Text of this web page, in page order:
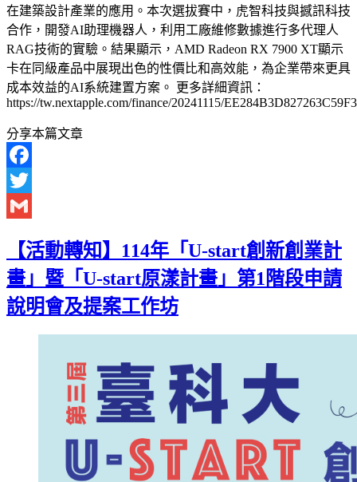
在建築設計產業的應用。本次選拔賽中，虎智科技與撼訊科技
合作，開發AI助理機器人，利用工廠維修數據進行多代理人
RAG技術的實驗。結果顯示，AMD Radeon RX 7900 XT顯示
卡在同級產品中展現出色的性價比和高效能，為企業帶來更具
成本效益的AI系統建置方案。 更多詳細資訊：
https://tw.nextapple.com/finance/20241115/
分享本篇文章
Facebook
Twitter
【活動轉知】114年「U-start創新創業計
畫」暨「U-start原漾計畫」第1階段申請
說明會及提案工作坊